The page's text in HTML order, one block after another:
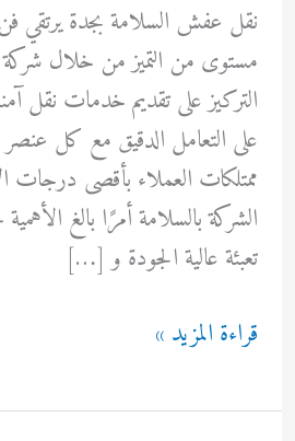
نقل عفش السلامة بجدة يرتقي
مستوى من التميز من خلال شركة
التركيز على تقديم خدمات نقل
على التعامل الدقيق مع كل
ممتلكات العملاء بأقصى درجات
الشركة بالسلامة أمرًا بالغ
تعبئة عالية الجودة و […]
نقل
السلامة
قراءة المزيد »